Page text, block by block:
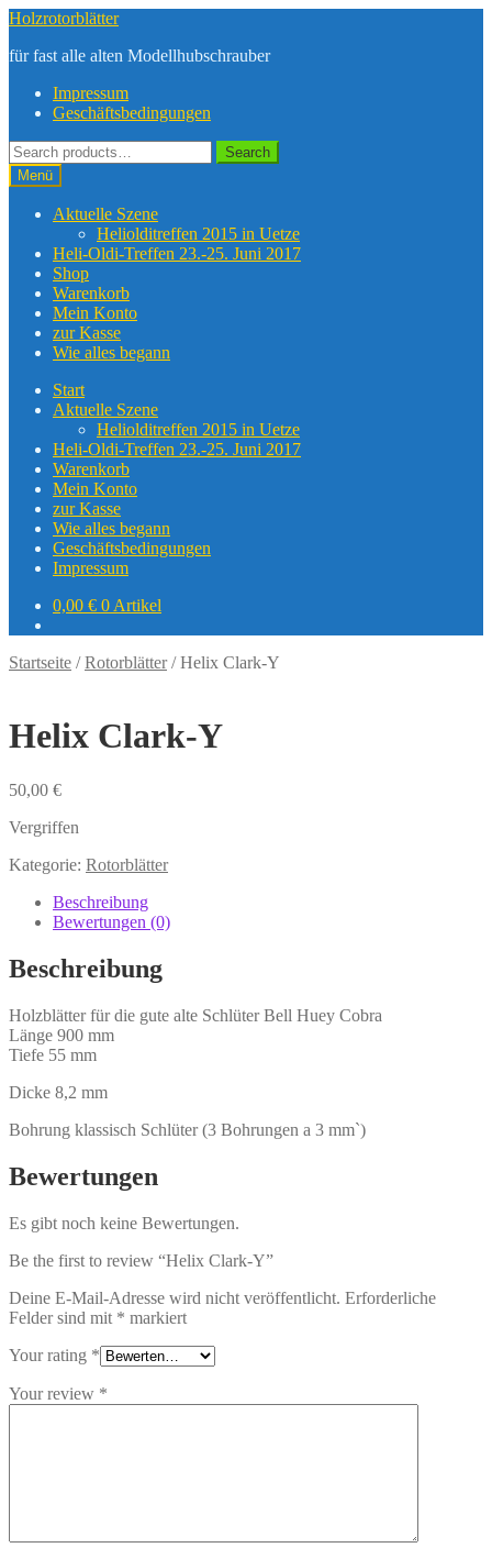
Zur
springen
Zum
springen
Holzrotorblätter
für fast alle alten Modellhubschrauber
Impressum
Geschäftsbedingungen
Suche
nach:
Search
Menü
Aktuelle Szene
Heliolditreffen 2015 in Uetze
Heli-Oldi-Treffen 23.-25. Juni 2017
Shop
Warenkorb
Mein Konto
zur Kasse
Wie alles begann
Start
Aktuelle Szene
Heliolditreffen 2015 in Uetze
Heli-Oldi-Treffen 23.-25. Juni 2017
Warenkorb
Mein Konto
zur Kasse
Wie alles begann
Geschäftsbedingungen
Impressum
0,00 € 0 Artikel
Startseite /Rotorblätter/Helix Clark-Y
Helix Clark-Y
50,00 €
Vergriffen
Kategorie: Rotorblätter
Beschreibung
Bewertungen (0)
Beschreibung
Holzblätter für die gute alte Schlüter Bell Huey Cobra
Länge 900 mm
Tiefe 55 mm
Dicke 8,2 mm
Bohrung klassisch Schlüter (3 Bohrungen a 3 mm`)
Bewertungen
Es gibt noch keine Bewertungen.
Be the first to review “Helix Clark-Y”
Deine E-Mail-Adresse wird nicht veröffentlicht. Erforderliche
Felder sind mit * markiert
Your rating *
Your review *